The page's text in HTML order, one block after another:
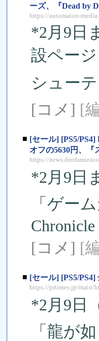
ーズ、『Dead by
https://automaton-
*2月9日
設ページ
シュー
[コメ] [
■ [セール] [PS5/
オフの5630円、『
https://
*2月9日
「ゲー
[コメ] [
■ [セール] [PS5/
https://prtimes.jp/main/
*2月9日
「龍が